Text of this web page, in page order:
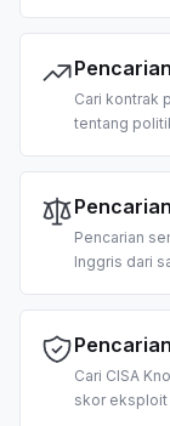
Cari kontrak
tentang
jawaban
Pencarian
Inggris dari
kerja legal-
Cari CISA
skor eksploit